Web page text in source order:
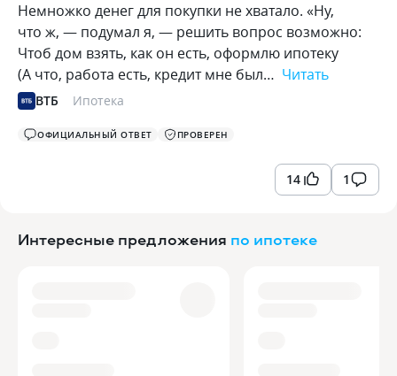
Немножко денег для покупки не хватало. «Ну,
что ж, — подумал я, — решить вопрос возможно:
Чтоб дом взять, как он есть, оформлю ипотеку
(А что, работа есть, кредит мне был… Читать
ВТБ Ипотека
ОФИЦИАЛЬНЫЙ ОТВЕТ ПРОВЕРЕН
14 1
Интересные предложения по ипотеке